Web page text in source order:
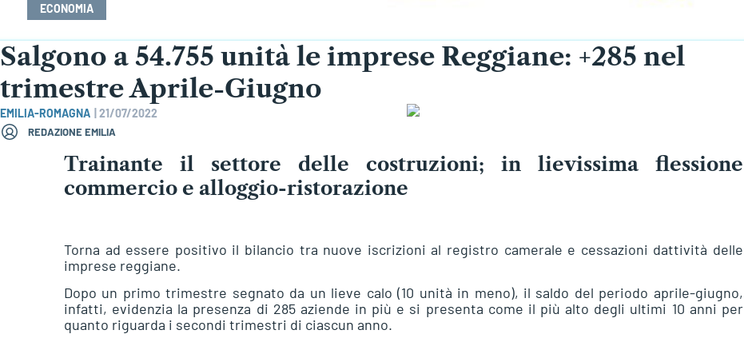
ECONOMIA
Salgono a 54.755 unità le imprese Reggiane: +285 nel
trimestre Aprile-Giugno
EMILIA-ROMAGNA 21/07/2022
REDAZIONE EMILIA
Trainante il settore delle costruzioni; in lievissima flessione
commercio e alloggio-ristorazione
Torna ad essere positivo il bilancio tra nuove iscrizioni al registro camerale e cessazioni dattività delle
imprese reggiane.
Dopo un primo trimestre segnato da un lieve calo (10 unità in meno), il saldo del periodo aprile-giugno,
infatti, evidenzia la presenza di 285 aziende in più e si presenta come il più alto degli ultimi 10 anni per
quanto riguarda i secondi trimestri di ciascun anno.